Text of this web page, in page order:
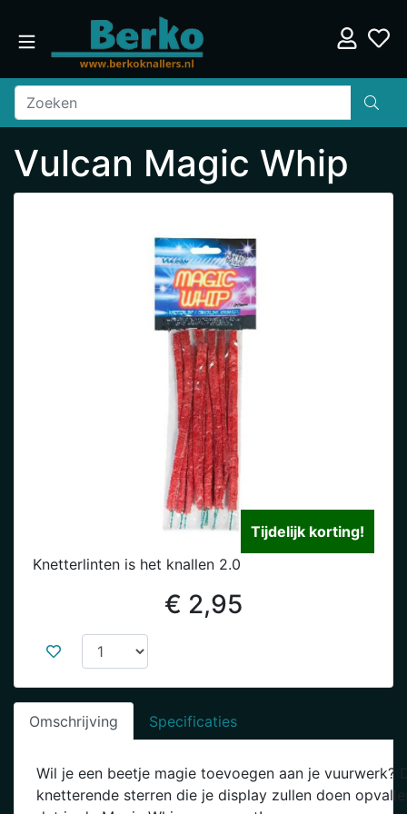
Vulcan Magic Whip
Tijdelijk korting!
Knetterlinten is het knallen 2.0
€ 2,95
Omschrijving Specificaties
Wil je een beetje magie toevoegen aan je
knetterende sterren die je display zullen doen